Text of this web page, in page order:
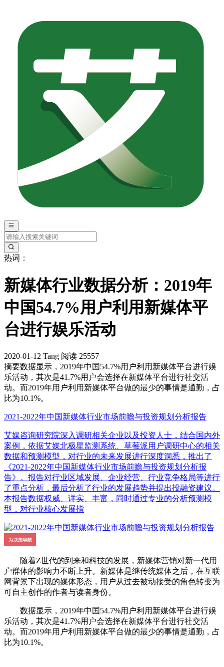
热词：
新媒体行业数据分析：2019年
中国54.7%用户利用新媒体平
台进行娱乐活动
2020-01-12 Tang 阅读 25557
摘要数据显示，2019年中国54.7%用户利用新媒体平台进行娱
乐活动，其次是41.7%用户会选择在新媒体平台进行社交活
动。而2019年用户利用新媒体平台做的最少的事情是通勤，占
比为10.1%。
2021-2022年中国新媒体行业市场前瞻与投资规划分析报告
艾媒咨询研究院深入调研相关企业以及投资人士，结合国内外
案例，依据艾媒北极星监测系统、草莓派用户调研中心的相关
数据和预测模型，对行业的未来发展进行深度洞悉，推出了
《2021-2022年中国新媒体行业市场前瞻与投资规划分析报
告》。报告对行业区域发展、企业经营、行业竞争格局等进行
了重点分析，最后分析了行业的发展趋势并提出投融资建议。
本报告数据权威、详实、丰富，同时通过专业的分析预测模
型，对行业核心发展指
随着Z世代的到来和科技的发展，新媒体营销对新一代用
户群体的影响力不断上升。新媒体是继传统媒体之后，在互联
网背景下出现的媒体形态，用户从过去被动接受的角色转变为
可自主创作的作者与读者身份。
数据显示，2019年中国54.7%用户利用新媒体平台进行娱
乐活动，其次是41.7%用户会选择在新媒体平台进行社交活
动。而2019年用户利用新媒体平台做的最少的事情是通勤，占
比为10.1%。